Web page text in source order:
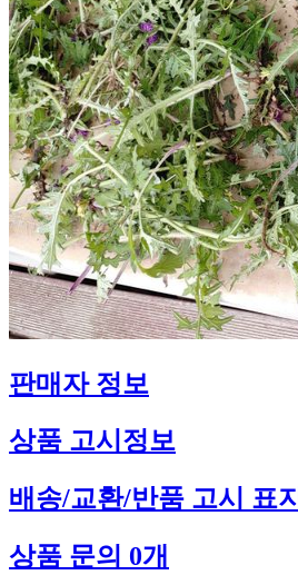
판매자 정보
상품 고시정보
배송/교환/반품 고시 표지
상품 문의 0개